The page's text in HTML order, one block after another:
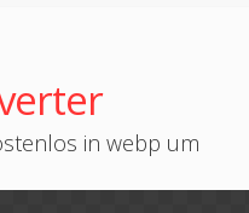
in webp um